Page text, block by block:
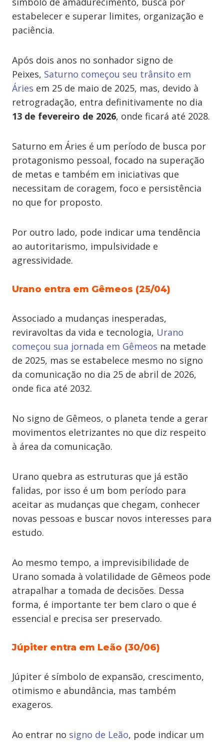
estabelecer e superar limites, organização e
paciência.
Após dois anos no sonhador signo de
Peixes, Saturno começou seu trânsito em
Áries em 25 de maio de 2025, mas, devido à
retrogradação, entra definitivamente no dia
13 de fevereiro de 2026, onde ficará até 2028.
Saturno em Áries é um período de busca por
protagonismo pessoal, focado na superação
de metas e também em iniciativas que
necessitam de coragem, foco e persistência
no que for proposto.
Por outro lado, pode indicar uma tendência
ao autoritarismo, impulsividade e
agressividade.
Urano entra em Gêmeos (25/04)
Associado a mudanças inesperadas,
reviravoltas da vida e tecnologia, Urano
começou sua jornada em Gêmeos na metade
de 2025, mas se estabelece mesmo no signo
da comunicação no dia 25 de abril de 2026,
onde fica até 2032.
No signo de Gêmeos, o planeta tende a gerar
movimentos eletrizantes no que diz respeito
à área da comunicação.
Urano quebra as estruturas que já estão
falidas, por isso é um bom período para
aceitar as mudanças que chegam, conhecer
novas pessoas e buscar novos interesses para
estudo.
Ao mesmo tempo, a imprevisibilidade de
Urano somada à volatilidade de Gêmeos pode
atrapalhar a tomada de decisões. Dessa
forma, é importante ter bem claro o que é
essencial e precisa ser preservado.
Júpiter entra em Leão (30/06)
Júpiter é símbolo de expansão, crescimento,
otimismo e abundância, mas também
exageros.
Ao entrar no signo de Leão, pode indicar um